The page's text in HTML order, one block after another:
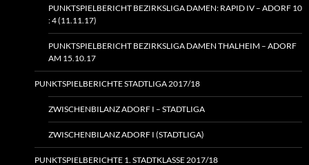
PUNKTSPIELBERICHT BEZIRKSLIGA DAMEN: RAPID IV – ADORF 10
: 4 (11.11.17)
PUNKTSPIELBERICHT BEZIRKSLIGA DAMEN THALHEIM – ADORF
AM 15.10.17
PUNKTSPIELBERICHTE STADTLIGA 2017/18
ZWISCHENBILANZ ADORF I – STADTLIGA
ZWISCHENBILANZ ADORF I (STADTLIGA)
PUNKTSPIELBERICHTE 1. STADTKLASSE 2017/18